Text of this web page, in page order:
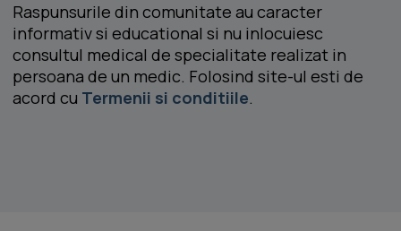
Raspunsurile din comunitate au caracter
informativ si educational si nu inlocuiesc
consultul medical de specialitate realizat in
persoana de un medic. Folosind site-ul esti de
acord cu Termenii si conditiile.